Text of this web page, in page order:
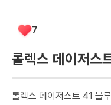
7
롤렉스 데이저스
롤렉스 데이저스트 41 블